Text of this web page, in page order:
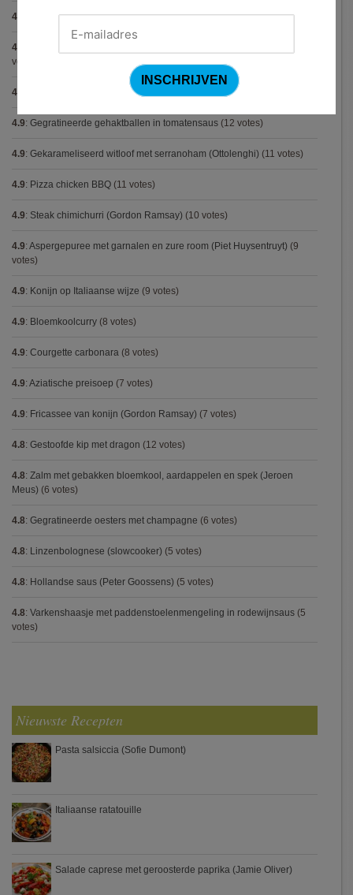
4.9 Pasta met spinazieballetjes (Antonio Carluccio)(21 votes)
4.9
votes)
4.9 Gegrilde nougat met esdoornsiroop
4.9: Gegratineerde gehaktballen in tomatensaus (12 votes)
4.9: Gekarameliseerd witloof met serranoham (Ottolenghi) (11 votes)
4.9: Pizza chicken BBQ (11 votes)
4.9: Steak chimichurri (Gordon Ramsay) (10 votes)
4.9: Aspergepuree met garnalen en zure room (Piet Huysentruyt) (9
votes)
4.9: Konijn op Italiaanse wijze (9 votes)
4.9: Bloemkoolcurry (8 votes)
4.9: Courgette carbonara (8 votes)
4.9: Aziatische preisoep (7 votes)
4.9: Fricassee van konijn (Gordon Ramsay) (7 votes)
4.8: Gestoofde kip met dragon (12 votes)
4.8: Zalm met gebakken bloemkool, aardappelen en spek (Jeroen
Meus) (6 votes)
4.8: Gegratineerde oesters met champagne (6 votes)
4.8: Linzenbolognese (slowcooker) (5 votes)
4.8: Hollandse saus (Peter Goossens) (5 votes)
4.8: Varkenshaasje met paddenstoelenmengeling in rodewijnsaus (5
votes)
Nieuwste Recepten
Pasta salsiccia (Sofie Dumont)
Italiaanse ratatouille
Salade caprese met geroosterde paprika (Jamie Oliver)